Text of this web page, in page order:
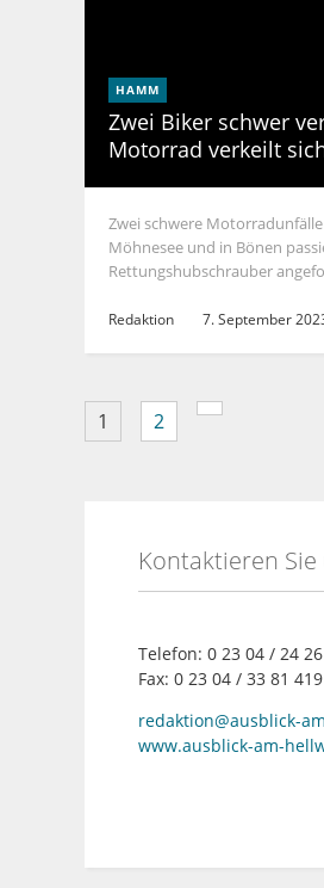
HAMM
Zwei Biker schwer
Motorrad verkeilt
Zwei schwere
Möhnesee und in Bönen
Rettungshubschrauber
Redaktion 7. September
1 2
Kontaktieren Sie
Telefon: 0 23 04 / 24
Fax: 0 23 04 / 33 81 419
redaktion@ausblick-
www.ausblick-am-